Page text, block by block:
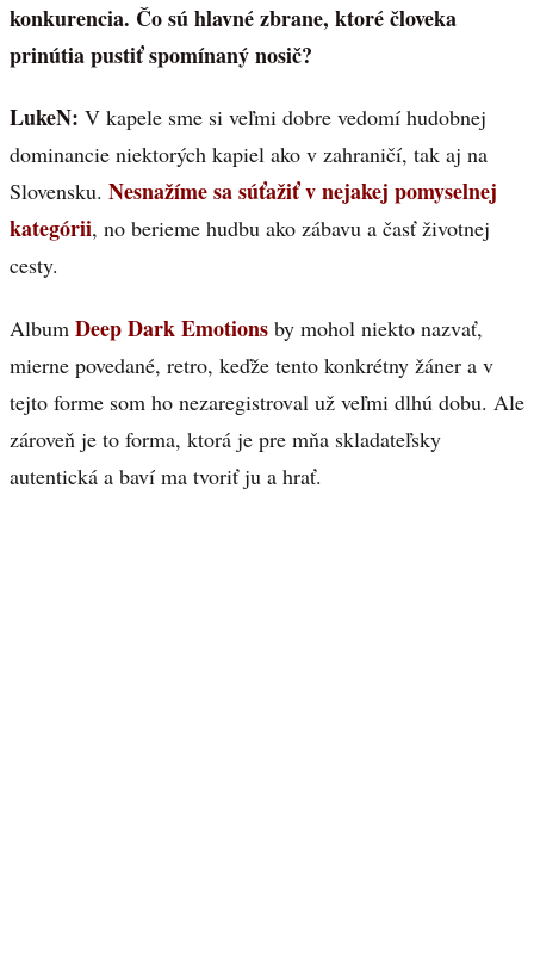
konkurencia. Čo sú hlavné zbrane, ktoré človeka
prinútia pustiť spomínaný nosič?
LukeN: V kapele sme si veľmi dobre vedomí hudobnej
dominancie niektorých kapiel ako v zahraničí, tak aj na
Slovensku. Nesnažíme sa súťažiť v nejakej pomyselnej
kategórii, no berieme hudbu ako zábavu a časť životnej
cesty.
Album Deep Dark Emotions by mohol niekto nazvať,
mierne povedané, retro, keďže tento konkrétny žáner a v
tejto forme som ho nezaregistroval už veľmi dlhú dobu. Ale
zároveň je to forma, ktorá je pre mňa skladateľsky
autentická a baví ma tvoriť ju a hrať.